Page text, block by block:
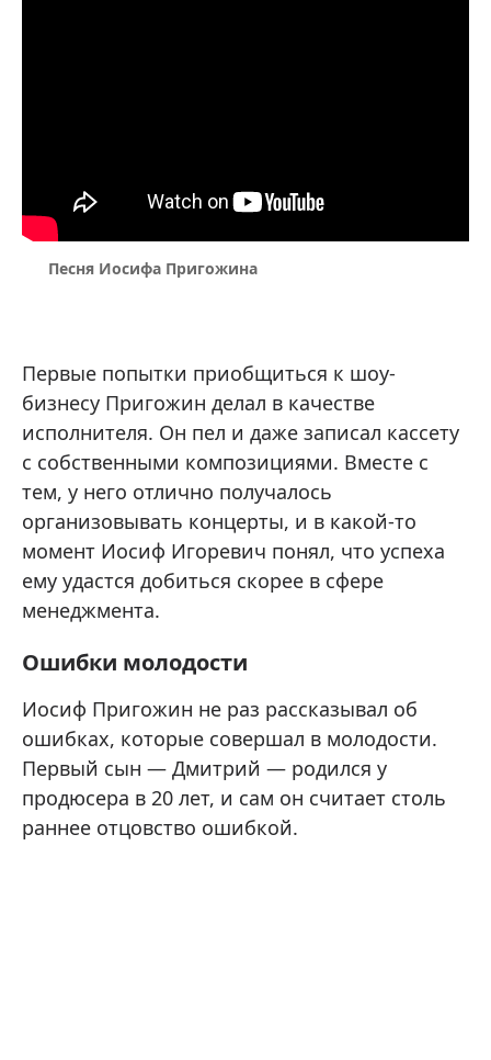
Песня Иосифа Пригожина
Первые попытки приобщиться к шоу-
бизнесу Пригожин делал в качестве
исполнителя. Он пел и даже записал кассету
с собственными композициями. Вместе с
тем, у него отлично получалось
организовывать концерты, и в какой-то
момент Иосиф Игоревич понял, что успеха
ему удастся добиться скорее в сфере
менеджмента.
Ошибки молодости
Иосиф Пригожин не раз рассказывал об
ошибках, которые совершал в молодости.
Первый сын — Дмитрий — родился у
продюсера в 20 лет, и сам он считает столь
раннее отцовство ошибкой.